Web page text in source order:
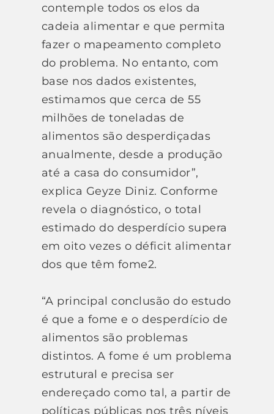
contemple todos os elos da
cadeia alimentar e que permita
fazer o mapeamento completo
do problema. No entanto, com
base nos dados existentes,
estimamos que cerca de 55
milhões de toneladas de
alimentos são desperdiçadas
anualmente, desde a produção
até a casa do consumidor”,
explica Geyze Diniz. Conforme
revela o diagnóstico, o total
estimado do desperdício supera
em oito vezes o déficit alimentar
dos que têm fome2.
“A principal conclusão do estudo
é que a fome e o desperdício de
alimentos são problemas
distintos. A fome é um problema
estrutural e precisa ser
endereçado como tal, a partir de
políticas públicas nos três níveis